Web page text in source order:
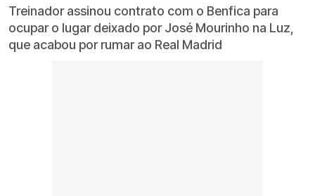
Treinador assinou contrato com o Benfica para
ocupar o lugar deixado por José Mourinho na Luz,
que acabou por rumar ao Real Madrid